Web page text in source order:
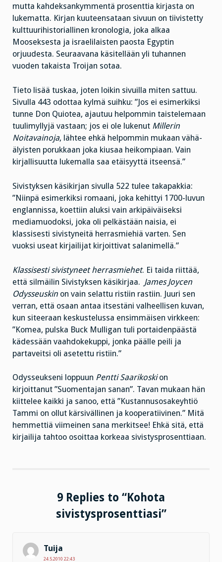
mutta kahdeksankymmentä prosenttia kirjasta on
lukematta. Kirjan kuuteensataan sivuun on tiivistetty
kulttuurihistoriallinen kronologia, joka alkaa
Mooseksesta ja israelilaisten paosta Egyptin
orjuudesta. Seuraavana käsitellään yli tuhannen
vuoden takaista Troijan sotaa.
Tieto lisää tuskaa, joten loikin sivuilla miten sattuu.
Sivulla 443 odottaa kylmä suihku: ”Jos ei esimerkiksi
tunne Don Quiotea, ajautuu helpommin taistelemaan
tuulimyllyjä vastaan; jos ei ole lukenut Millerin
Noitavainoja, lähtee ehkä helpommin mukaan vähä-
älyisten porukkaan joka kiusaa heikompiaan. Vain
kirjallisuutta lukemalla saa etäisyyttä itseensä.”
Sivistyksen käsikirjan sivulla 522 tulee takapakkia:
”Niinpä esimerkiksi romaani, joka kehittyi 1700-luvun
englannissa, koettiin aluksi vain arkipäiväiseksi
mediamuodoksi, joka oli pelkästään naisia, ei
klassisesti sivistyneitä herrasmiehiä varten. Sen
vuoksi useat kirjailijat kirjoittivat salanimellä.”
Klassisesti sivistyneet herrasmiehet. Ei taida riittää,
että silmäilin Sivistyksen käsikirjaa. James Joycen
Odysseuskin on vain selattu ristiin rastiin. Juuri sen
verran, että osaan antaa itsestäni valheellisen kuvan,
kun siteeraan keskustelussa ensimmäisen virkkeen:
”Komea, pulska Buck Mulligan tuli portaidenpäästä
kädessään vaahdokekuppi, jonka päälle peili ja
partaveitsi oli asetettu ristiin.”
Odysseukseni loppuun Pentti Saarikoskion
kirjoittanut ”Suomentajan sanan”. Tavan mukaan hän
kiittelee kaikki ja sanoo, että ”Kustannusosakeyhtiö
Tammi on ollut kärsivällinen ja kooperatiivinen.” Mitä
hemmettiä viimeinen sana merkitsee! Ehkä sitä, että
kirjailija tahtoo osoittaa korkeaa sivistysprosenttiaan.
9 Replies to “Kohota
sivistysprosenttiasi”
Tuija
24.5.2010 22:43